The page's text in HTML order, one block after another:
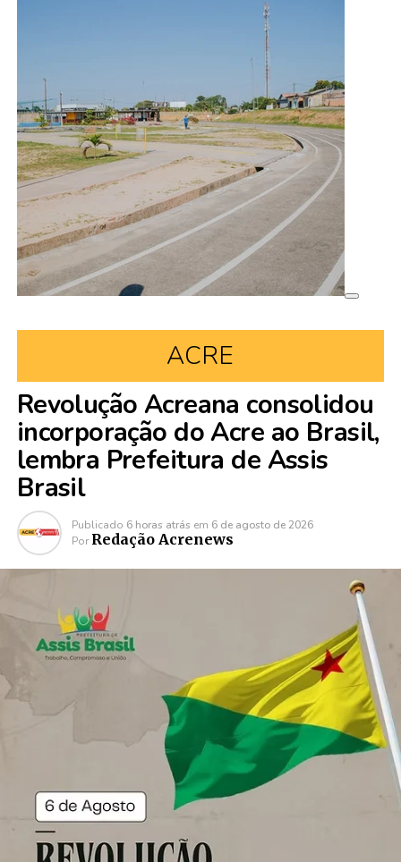
ACRE
Revolução Acreana consolidou
incorporação do Acre ao Brasil,
lembra Prefeitura de Assis
Brasil
Publicado 6 horas atrás em 6 de agosto de 2026
Por Redação Acrenews